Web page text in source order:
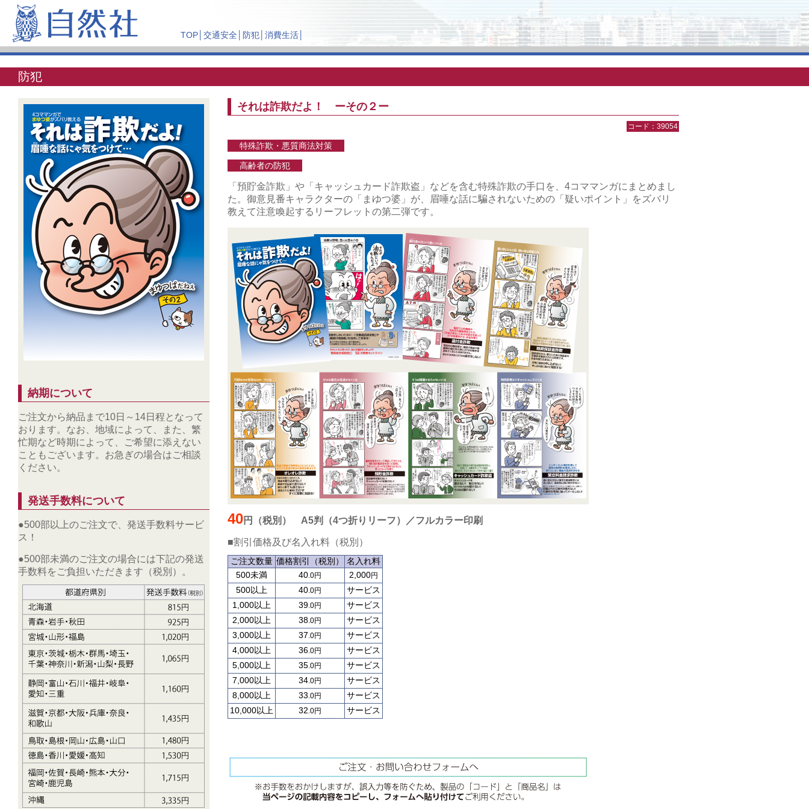
TOP 交通安全 防犯 消費生活
防犯
納期について
ご注文から納品まで10日～14日程となって
おります。なお、地域によって、また、繁
忙期など時期によって、ご希望に添えない
こともございます。お急ぎの場合はご相談
ください。
発送手数料について
●500部以上のご注文で、発送手数料サービ
ス！
●500部未満のご注文の場合には下記の発送
手数料をご負担いただきます（税別）。
それは詐欺だよ！ ーその２ー
コード：39054
特殊詐欺・悪質商法対策
高齢者の防犯
「預貯金詐欺」や「キャッシュカード詐欺盗」などを含む特殊詐欺の手口を、4コママンガにまとめまし
た。御意見番キャラクターの「まゆつ婆」が、眉唾な話に騙されないための「疑いポイント」をズバリ
教えて注意喚起するリーフレットの第二弾です。
40円（税別） A5判（4つ折りリーフ）／フルカラー印刷
■割引価格及び名入れ料（税別）
ご注文数量 価格割引（税別）
名入れ料
500未満
40.0円 2,000円
500以上 40.0円
サービス
1,000以上
39.0円
サービス
2,000以上
38.0円
サービス
3,000以上
37.0円
サービス
4,000以上
36.0円
サービス
5,000以上
35.0円
サービス
7,000以上
34.0円
サービス
8,000以上
33.0円
サービス
10,000以上
32.0円 サービス